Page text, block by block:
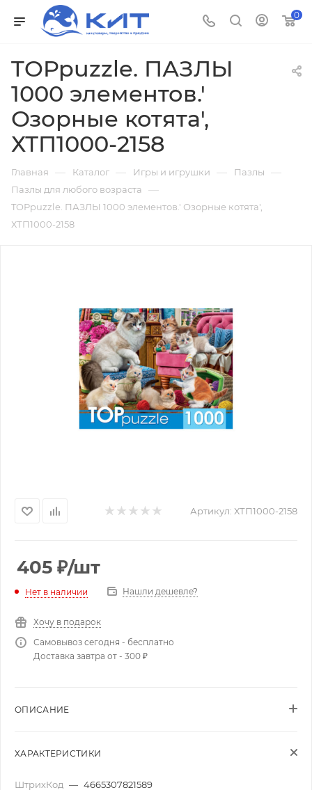
0
TOPpuzzle. ПАЗЛЫ
1000 элементов.'
Озорные котята',
ХТП1000-2158
Главная — Каталог — Игры и игрушки — Пазлы —
Пазлы для любого возраста —
TOPpuzzle. ПАЗЛЫ 1000 элементов.' Озорные котята',
ХТП1000-2158
Артикул: ХТП1000-2158
405 ₽/шт
Нет в наличии Нашли дешевле?
Хочу в подарок
Самовывоз сегодня - бесплатно
Доставка завтра от - 300 ₽
ОПИСАНИЕ
ХАРАКТЕРИСТИКИ
ШтрихКод — 4665307821589